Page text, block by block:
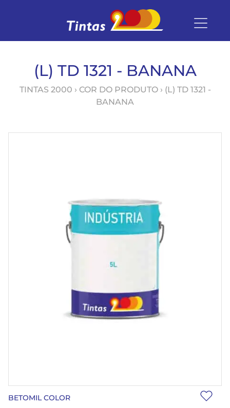
(L) TD 1321 - BANANA
TINTAS 2000 › COR DO PRODUTO › (L) TD 1321 -
BANANA
BETOMIL COLOR